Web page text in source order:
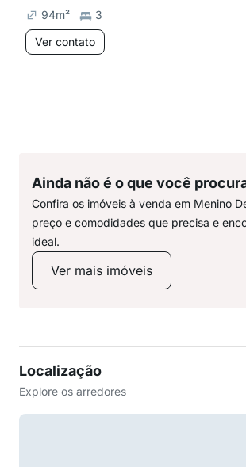
94m²
3
Ver contato
Ainda não é o que você
Confira os imóveis à venda em Menino
preço e comodidades que precisa e
ideal.
Ver mais imóveis
Localização
Explore os arredores